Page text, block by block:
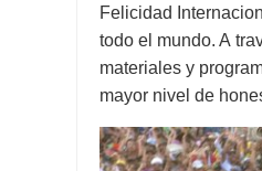
Felicidad
todo el mundo. A
materiales y
mayor nivel de